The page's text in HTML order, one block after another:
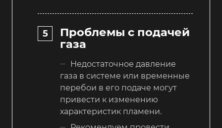
Проблемы с подачей
газа
Недостаточное давление
газа в системе или временные
перебои в его подаче могут
привести к изменению
характеристик пламени.